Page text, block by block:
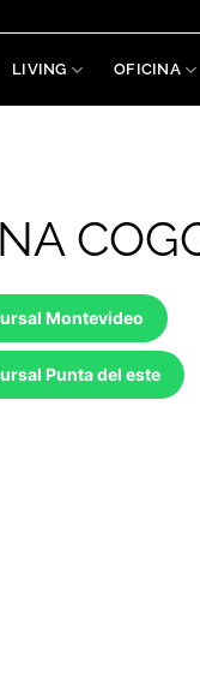
LIVING OFICINA
Montevideo
Punta del este